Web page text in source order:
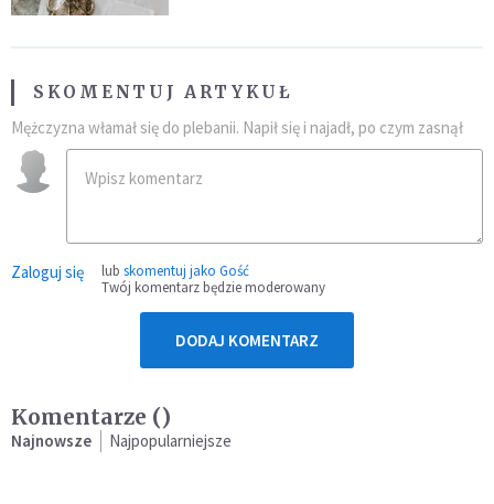
SKOMENTUJ ARTYKUŁ
Mężczyzna włamał się do plebanii. Napił się i najadł, po czym zasnął
Zaloguj się lub skomentuj jako Gość
Twój komentarz będzie moderowany
DODAJ KOMENTARZ
Komentarze ()
Najnowsze Najpopularniejsze